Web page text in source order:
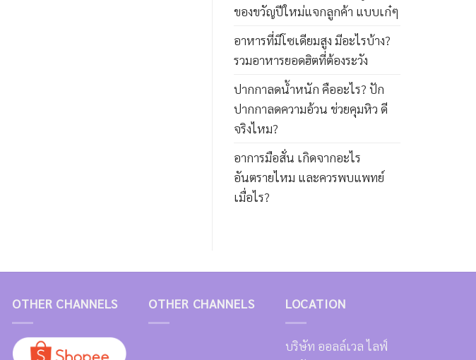
ของขวัญปีใหม่แจกลูกค้า แบบเก๋ๆ
อาหารที่มีโซเดียมสูง มีอะไรบ้าง?
รวมอาหารยอดฮิตที่ต้องระวัง
ปากกาลดน้ำหนัก คืออะไร? ปัก
ปากกาลดความอ้วน ช่วยคุมหิว ดี
จริงไหม?
อาการมือสั่น เกิดจากอะไร
อันตรายไหม และควรพบแพทย์
เมื่อไร?
OTHER CHANNELS OTHER CHANNELS LOCATION
บริษัท ออลล์เวล ไลฟ์